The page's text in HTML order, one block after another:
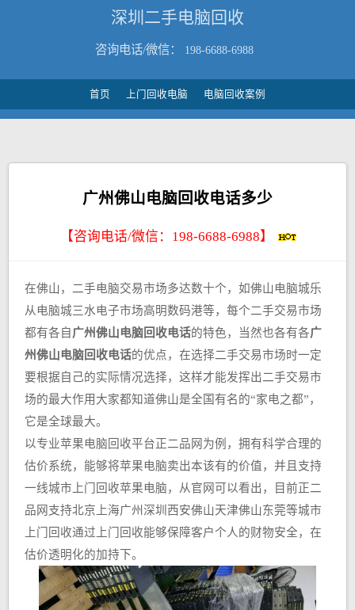
深圳二手电脑回收
咨询电话/微信： 198-6688-6988
首页 上门回收电脑 电脑回收案例
广州佛山电脑回收电话多少
【咨询电话/微信： 198-6688-6988】
在佛山，二手电脑交易市场多达数十个，如佛山电脑城乐
从电脑城三水电子市场高明数码港等，每个二手交易市场
都有各自 广州佛山电脑回收电话的特色，当然也各有各广
州佛山电脑回收电话的优点，在选择二手交易市场时一定
要根据自己的实际情况选择，这样才能发挥出二手交易市
场的最大作用大家都知道佛山是全国有名的“家电之都”，
它是全球最大。
以专业苹果电脑回收平台正二品网为例，拥有科学合理的
估价系统，能够将苹果电脑卖出本该有的价值，并且支持
一线城市上门回收苹果电脑，从官网可以看出，目前正二
品网支持北京上海广州深圳西安佛山天津佛山东莞等城市
上门回收通过上门回收能够保障客户个人的财物安全，在
估价透明化的加持下。